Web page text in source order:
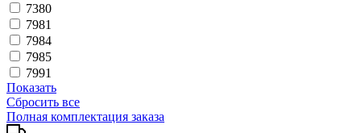
7380
7981
7984
7985
7991
Показать
Сбросить все
Полная комплектация заказа